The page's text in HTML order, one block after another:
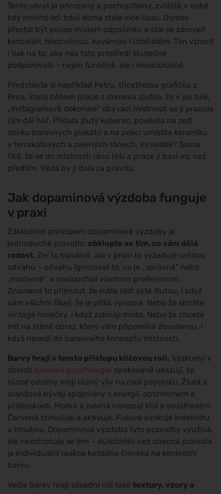
Tento obrat je přirozený a pochopitelný, zvláště v době,
kdy mnoho lidí tráví doma stále více času. Domov
přestal být pouze místem odpočinku a stal se zároveň
kanceláří, tělocvičnou, kavárnou i útočištěm. Tím vzrostl
i tlak na to, aby nás toto prostředí skutečně
podporovalo – nejen funkčně, ale i emocionálně.
Představte si například Petru, třicetiletou grafičku z
Brna, která během práce z domova zjistila, že v její bílé,
„instagramově dokonalé" obývací místnosti se jí pracuje
čím dál hůř. Přidala žlutý koberec, pověsila na zeď
sbírku barevných plakátů a na polici umístila keramiku
v terrakotových a zelených tónech. Výsledek? Sama
říká, že se do místnosti ráno těší a práce ji baví víc než
předtím. Věda by jí dala za pravdu.
Jak dopaminová výzdoba funguje
v praxi
Základním principem dopaminové výzdoby je
jednoduché pravidlo: obklopte se tím, co vám dělá
radost. Zní to banálně, ale v praxi to vyžaduje určitou
odvahu – odvahu ignorovat to, co je „správně" nebo
„moderně", a naslouchat vlastním preferencím.
Znamená to přijmout, že máte rádi sytě žlutou, i když
vám všichni říkají, že je příliš výrazná. Nebo že sbíráte
vintage hrnečky, i když zabírají místo. Nebo že chcete
mít na stěně obraz, který vám připomíná dovolenou, i
když nesedí do barevného konceptu místnosti.
Barvy hrají v tomto přístupu klíčovou roli. Výzkumy v
oblasti barevné psychologie opakovaně ukazují, že
různé odstíny mají různý vliv na naši psychiku. Žlutá a
oranžová bývají spojovány s energií, optimismem a
přátelskostí. Modrá a zelená navozují klid a soustředění.
Červená stimuluje a aktivuje. Fialová evokuje kreativitu
a hloubku. Dopaminová výzdoba tyto poznatky využívá,
ale nezotročuje se jimi – důležitější než obecná pravidla
je individuální reakce každého člověka na konkrétní
barvu.
Vedle barev hrají zásadní roli také textury, vzory a